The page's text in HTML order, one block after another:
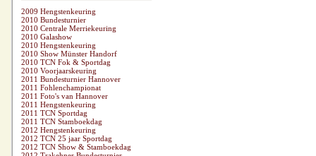
2009 Hengstenkeuring
2010 Bundesturnier
2010 Centrale Merriekeuring
2010 Galashow
2010 Hengstenkeuring
2010 Show Münster Handorf
2010 TCN Fok & Sportdag
2010 Voorjaarskeuring
2011 Bundesturnier Hannover
2011 Fohlenchampionat
2011 Foto's van Hannover
2011 Hengstenkeuring
2011 TCN Sportdag
2011 TCN Stamboekdag
2012 Hengstenkeuring
2012 TCN 25 jaar Sportdag
2012 TCN Show & Stamboekdag